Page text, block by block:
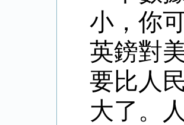
小，你
英鎊對
要比人
大了。